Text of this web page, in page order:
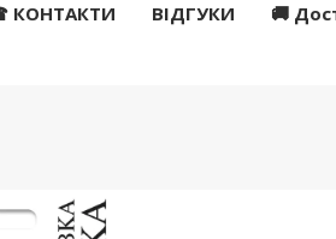
КОНТАКТИ ВІДГУКИ 🚚